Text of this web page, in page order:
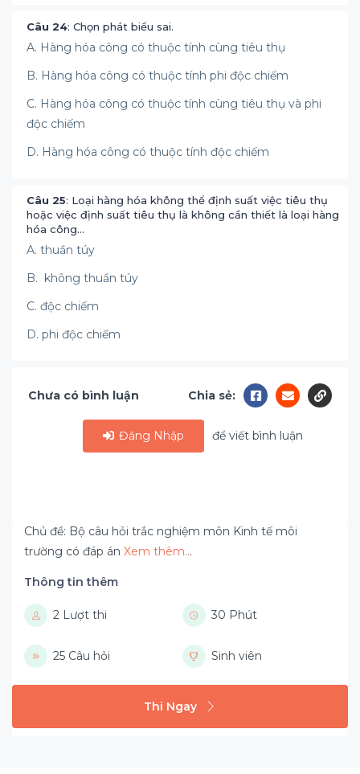
Câu 24: Chọn phát biểu sai.
A. Hàng hóa công có thuộc tính cùng tiêu thụ
B. Hàng hóa công có thuộc tính phi độc chiếm
C. Hàng hóa công có thuộc tính cùng tiêu thụ và phi
độc chiếm
D. Hàng hóa công có thuộc tính độc chiếm
Câu 25: Loại hàng hóa không thể định suất việc tiêu thụ
hoặc việc định suất tiêu thụ là không cần thiết là loại hàng
hóa công…
A. thuần túy
B. không thuần túy
C. độc chiếm
D. phi độc chiếm
Chưa có bình luận Chia sẻ:
Đăng Nhập để viết bình luận
Chủ đề: Bộ câu hỏi trắc nghiệm môn Kinh tế môi
trường có đáp án Xem thêm...
Thông tin thêm
2 Lượt thi 30 Phút
25 Câu hỏi Sinh viên
Thi Ngay